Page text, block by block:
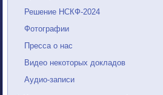
Решение НСКФ-2024
Фотографии
Пресса о нас
Видео некоторых докладов
Аудио-записи